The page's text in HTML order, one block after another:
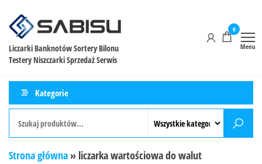
Liczarki Banknotów Sortery Bilonu
Testery Niszczarki Sprzedaż Serwis
0
Menu
Kategorie
Strona główna » liczarka wartościowa do walut